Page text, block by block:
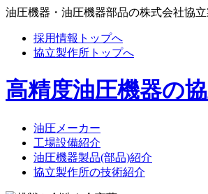
油圧機器・油圧機器部品の株式会社協
採用情報トップへ
協立製作所トップへ
高精度油圧機器の
油圧メーカー
工場設備紹介
油圧機器製品(部品)紹介
協立製作所の技術紹介